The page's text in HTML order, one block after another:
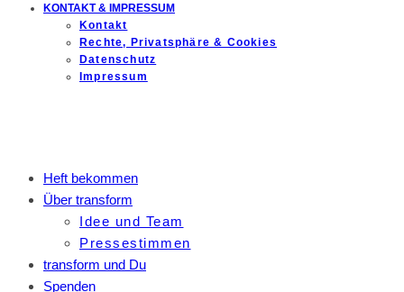
KONTAKT & IMPRESSUM
Kontakt
Rechte, Privatsphäre & Cookies
Datenschutz
Impressum
Heft bekommen
Über transform
Idee und Team
Pressestimmen
transform und Du
Spenden